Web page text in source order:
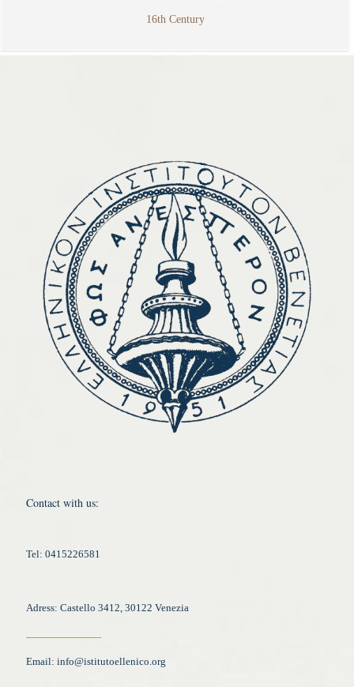
16th Century
Contact with us:
Tel: 0415226581
Adress: Castello 3412, 30122 Venezia
Email: info@istitutoellenico.org